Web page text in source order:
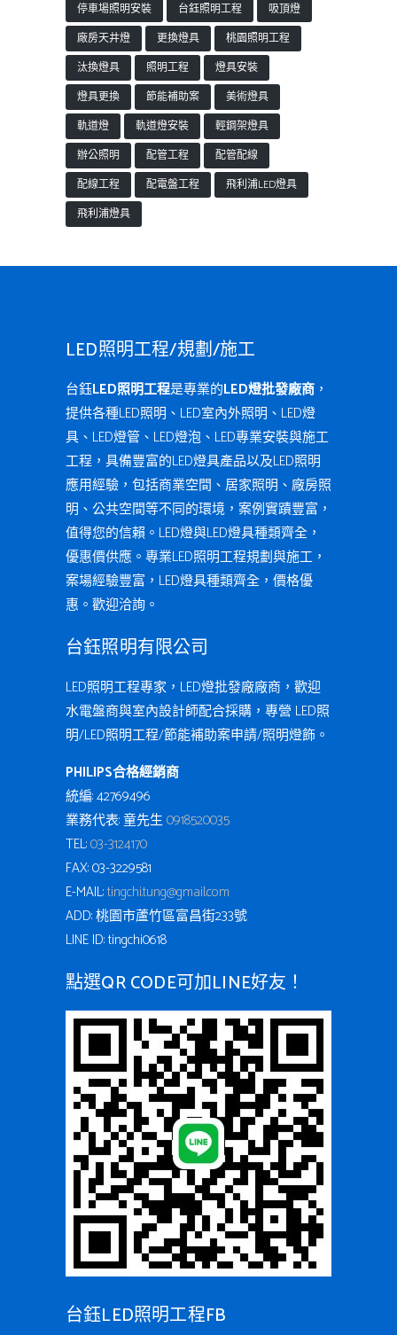
停車場照明安裝
台鈺照明工程
吸頂燈
廠房天井燈
更換燈具
桃園照明工程
汰換燈具
照明工程
燈具安裝
燈具更換
節能補助案
美術燈具
軌道燈
軌道燈安裝
輕鋼架燈具
辦公照明
配管工程
配管配線
配線工程
配電盤工程
飛利浦LED燈具
飛利浦燈具
LED照明工程/規劃/施工
台鈺LED照明工程是專業的LED燈批發廠商 ，
提供各種LED照明、LED室內外照明、LED燈
具、LED燈管、LED燈泡、LED專業安裝與施工
工程，具備豐富的LED燈具產品以及LED照明
應用經驗，包括商業空間、居家照明、廠房照
明、公共空間等不同的環境，案例實蹟豐富，
值得您的信賴。LED燈與LED燈具種類齊全，
優惠價供應。專業LED照明工程規劃與施工，
案場經驗豐富，LED燈具種類齊全，價格優
惠。歡迎洽詢。
台鈺照明有限公司
LED照明工程專家，LED燈批發廠廠商，歡迎
水電盤商與室內設計師配合採購，專營 LED照
明/LED照明工程/節能補助案申請/照明燈飾。
PHILIPS合格經銷商
統編: 42769496
業務代表: 童先生0918520035
TEL:03-3124170
FAX: 03-3229581
E-MAIL:tingchi.tung@gmail.com
ADD: 桃園市蘆竹區富昌街233號
LINE ID: tingchi0618
點選QR CODE可加LINE好友！
台鈺LED照明工程FB